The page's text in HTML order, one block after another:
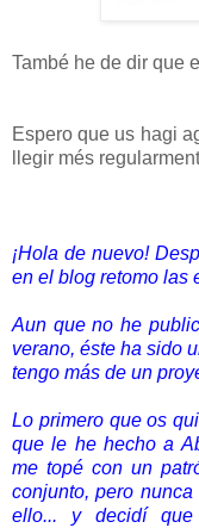
També he de dir que
Espero que us hagi
llegir més
¡Hola de nuevo!
en el blog retomo las
Aun que no he
verano, éste ha sido
tengo más de un
Lo primero que os
que le he hecho a
me topé con un
conjunto, pero
ello... y decidí